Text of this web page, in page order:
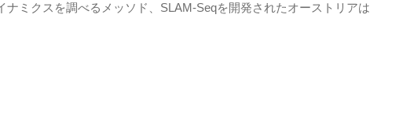
ミクスを調べるメッソド、SLAM-Seqを開発されたオーストリアは